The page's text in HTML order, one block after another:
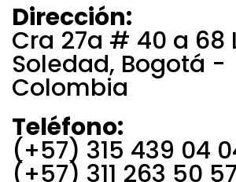
Dirección:
Cra 27a # 40 a 68
Soledad, Bogotá -
Colombia
Teléfono:
(+57) 315 439 04
(+57) 311 263 50 57